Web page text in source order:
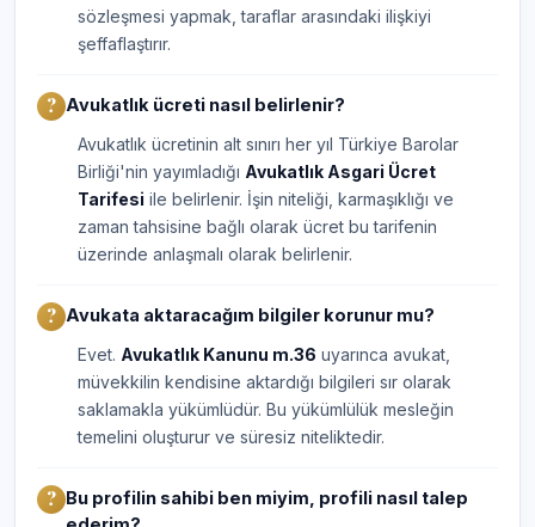
sözleşmesi yapmak, taraflar arasındaki ilişkiyi
şeffaflaştırır.
Avukatlık ücreti nasıl belirlenir?
Avukatlık ücretinin alt sınırı her yıl Türkiye Barolar
Birliği'nin yayımladığı Avukatlık Asgari Ücret
Tarifesi ile belirlenir. İşin niteliği, karmaşıklığı ve
zaman tahsisine bağlı olarak ücret bu tarifenin
üzerinde anlaşmalı olarak belirlenir.
Avukata aktaracağım bilgiler korunur mu?
Evet. Avukatlık Kanunu m.36 uyarınca avukat,
müvekkilin kendisine aktardığı bilgileri sır olarak
saklamakla yükümlüdür. Bu yükümlülük mesleğin
temelini oluşturur ve süresiz niteliktedir.
Bu profilin sahibi ben miyim, profili nasıl talep